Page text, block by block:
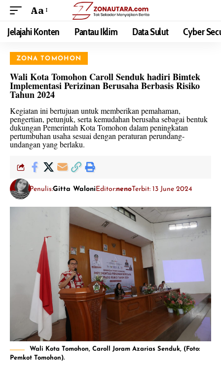
Aa
Jelajahi Konten Pantau Iklim Data Sulut Cyber
ZONA TOMOHON
Wali Kota Tomohon Caroll Senduk hadiri Bimtek
Implementasi Perizinan Berusaha Berbasis Risiko
Tahun 2024
Kegiatan ini bertujuan untuk memberikan pemahaman,
pengertian, petunjuk, serta kemudahan berusaha sebagai bentuk
dukungan Pemerintah Kota Tomohon dalam peningkatan
pertumbuhan usaha sesuai dengan peraturan perundang-
undangan yang berlaku.
Penulis:Gitta Waloni Editor:nenoTerbit: 13 June 2024
Wali Kota Tomohon, Caroll Joram Azarias Senduk, (Foto:
Pemkot Tomohon).